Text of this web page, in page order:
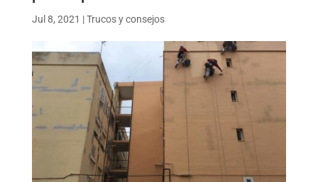
Jul 8, 2021 |Trucos y consejos